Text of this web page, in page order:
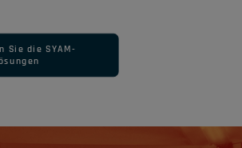
Sie die SYAM-